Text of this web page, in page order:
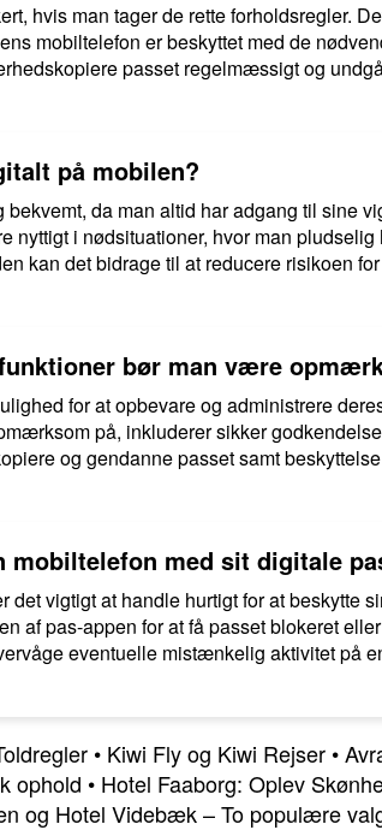
hvis man tager de rette forholdsregler.
mobiltelefon er beskyttet med de
passet regelmæssigt og
på mobilen?
da man altid har adgang til sine
i nødsituationer, hvor man pludselig
kan det bidrage til at reducere risikoen
bør man være
for at opbevare og administrere
på, inkluderer sikker
og gendanne passet samt
mobiltelefon med sit digitale
vigtigt at handle hurtigt for at beskytte
af pas-appen for at få passet blokeret
eventuelle mistænkelig aktivitet på
• Kiwi Fly og Kiwi Rejser •
ophold • Hotel Faaborg: Oplev
og Hotel Videbæk – To populære